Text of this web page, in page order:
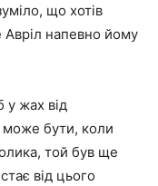
що хотів
Авріл напевно йому
у жах від
може бути, коли
той був ще
від цього